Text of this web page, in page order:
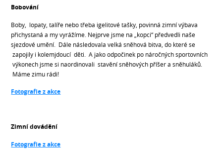
Bobování
Boby, lopaty, talíře nebo třeba igelitové tašky, povinná zimní výbava
přichystaná a my vyrážíme. Nejprve jsme na „kopci“ předvedli naše
sjezdové umění. Dále následovala velká sněhová bitva, do které se
zapojily i kolemjdoucí děti. A jako odpočinek po náročných sportovních
výkonech jsme si naordinovali stavění sněhových příšer a sněhuláků.
Máme zimu rádi!
Fotografie z akce
Zimní dovádění
Fotografie z akce